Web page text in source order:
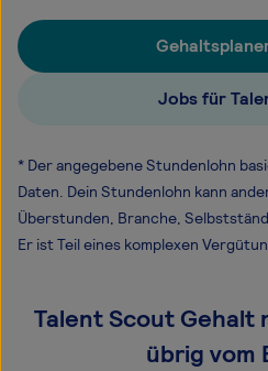
Jobs für
* Der angegebene Stundenlohn
Daten. Dein Stundenlohn kann
Überstunden, Branche,
Er ist Teil eines komplexen
Talent Scout
übrig vom